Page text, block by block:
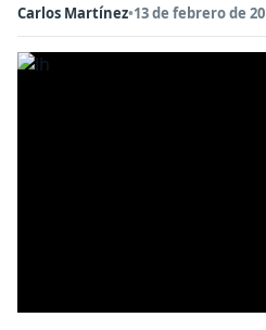
Carlos Martínez•13 de febrero de